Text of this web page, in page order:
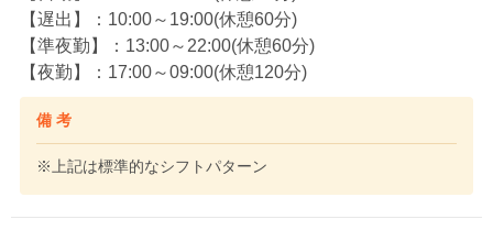
【遅出】：10:00～19:00(休憩60分)
【準夜勤】：13:00～22:00(休憩60分)
【夜勤】：17:00～09:00(休憩120分)
備 考
※上記は標準的なシフトパターン